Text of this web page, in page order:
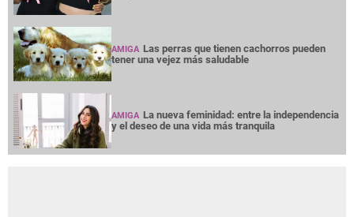
AMIGA Las perras que tienen cachorros pueden
tener una vejez más saludable
AMIGA La nueva feminidad: entre la independencia
y el deseo de una vida más tranquila